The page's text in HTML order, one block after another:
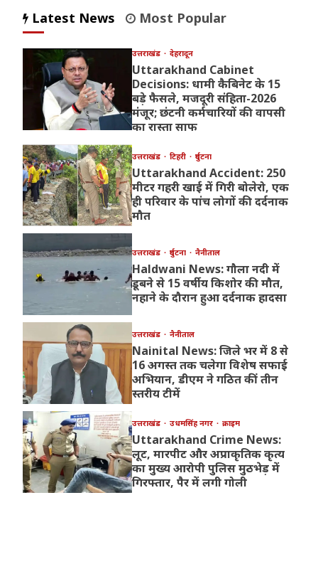
Latest News Most Popular
उत्तराखंड देहरादून
Uttarakhand Cabinet
Decisions: धामी कैबिनेट के 15
बड़े फैसले, मजदूरी संहिता-2026
मंजूर; छंटनी कर्मचारियों की वापसी
का रास्ता साफ
उत्तराखंड टिहरी दुर्घटना
Uttarakhand Accident: 250
मीटर गहरी खाई में गिरी बोलेरो, एक
ही परिवार के पांच लोगों की दर्दनाक
मौत
उत्तराखंड दुर्घटना नैनीताल
Haldwani News: गौला नदी में
डूबने से 15 वर्षीय किशोर की मौत,
नहाने के दौरान हुआ दर्दनाक हादसा
उत्तराखंड नैनीताल
Nainital News: जिले भर में 8 से
16 अगस्त तक चलेगा विशेष सफाई
अभियान, डीएम ने गठित कीं तीन
स्तरीय टीमें
उत्तराखंड उधमसिंह नगर क्राइम
Uttarakhand Crime News:
लूट, मारपीट और अप्राकृतिक कृत्य
का मुख्य आरोपी पुलिस मुठभेड़ में
गिरफ्तार, पैर में लगी गोली